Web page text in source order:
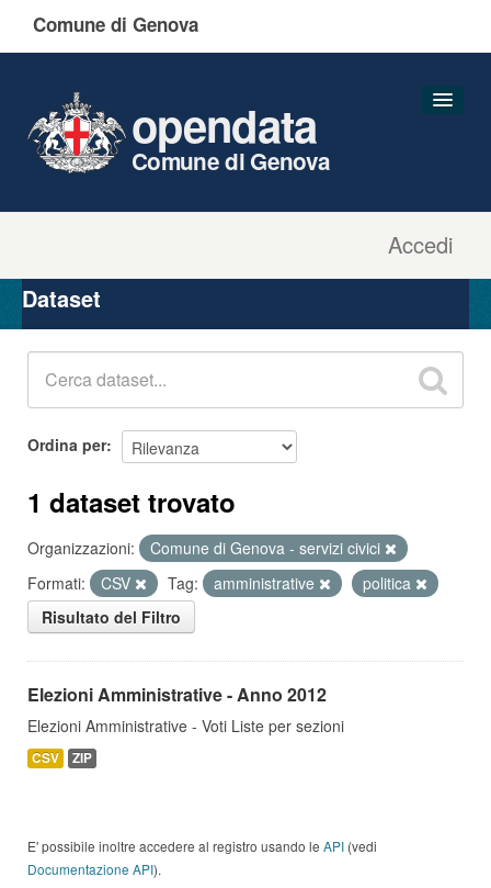
Comune di Genova
Accedi
opendata
Comune di Genova
Organizzazioni
Gruppi
Dataset
Ordina per
1 dataset trovato
Organizzazioni:
Comune di Genova - servizi civici
Formati:
CSV Tag: amministrative
politica
Risultato del Filtro
Elezioni Amministrative - Anno 2012
Elezioni Amministrative - Voti Liste per sezioni
CSV ZIP
E' possibile inoltre accedere al registro usando le API (vedi
Documentazione API).